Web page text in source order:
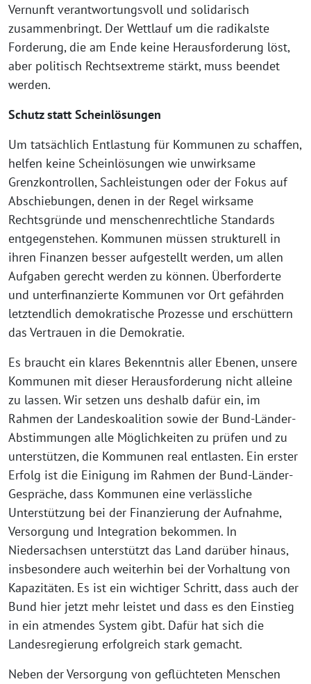
Vernunft verantwortungsvoll und solidarisch
zusammenbringt. Der Wettlauf um die radikalste
Forderung, die am Ende keine Herausforderung löst,
aber politisch Rechtsextreme stärkt, muss beendet
werden.
Schutz statt Scheinlösungen
Um tatsächlich Entlastung für Kommunen zu schaffen,
helfen keine Scheinlösungen wie unwirksame
Grenzkontrollen, Sachleistungen oder der Fokus auf
Abschiebungen, denen in der Regel wirksame
Rechtsgründe und menschenrechtliche Standards
entgegenstehen. Kommunen müssen strukturell in
ihren Finanzen besser aufgestellt werden, um allen
Aufgaben gerecht werden zu können. Überforderte
und unterfinanzierte Kommunen vor Ort gefährden
letztendlich demokratische Prozesse und erschüttern
das Vertrauen in die Demokratie.
Es braucht ein klares Bekenntnis aller Ebenen, unsere
Kommunen mit dieser Herausforderung nicht alleine
zu lassen. Wir setzen uns deshalb dafür ein, im
Rahmen der Landeskoalition sowie der Bund-Länder-
Abstimmungen alle Möglichkeiten zu prüfen und zu
unterstützen, die Kommunen real entlasten. Ein erster
Erfolg ist die Einigung im Rahmen der Bund-Länder-
Gespräche, dass Kommunen eine verlässliche
Unterstützung bei der Finanzierung der Aufnahme,
Versorgung und Integration bekommen. In
Niedersachsen unterstützt das Land darüber hinaus,
insbesondere auch weiterhin bei der Vorhaltung von
Kapazitäten. Es ist ein wichtiger Schritt, dass auch der
Bund hier jetzt mehr leistet und dass es den Einstieg
in ein atmendes System gibt. Dafür hat sich die
Landesregierung erfolgreich stark gemacht.
Neben der Versorgung von geflüchteten Menschen